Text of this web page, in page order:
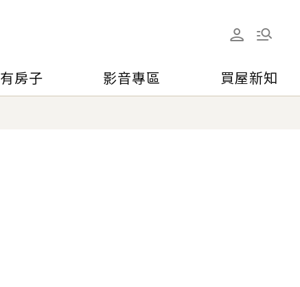
有房子 影音專區 買屋新知